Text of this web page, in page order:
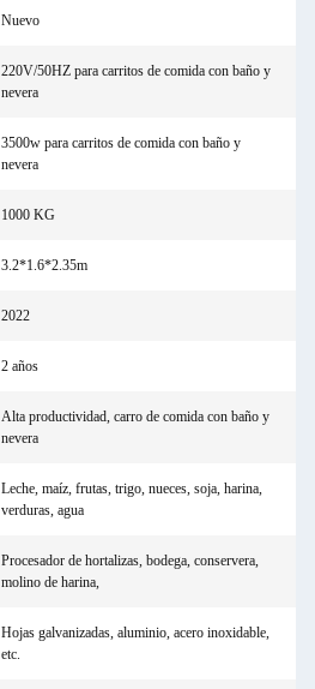
Nuevo
220V/50HZ para carritos de comida con baño y
nevera
3500w para carritos de comida con baño y
nevera
1000 KG
3.2*1.6*2.35m
2022
2 años
Alta productividad, carro de comida con baño y
nevera
Leche, maíz, frutas, trigo, nueces, soja, harina,
verduras, agua
Procesador de hortalizas, bodega, conservera,
molino de harina,
Hojas galvanizadas, aluminio, acero inoxidable,
etc.